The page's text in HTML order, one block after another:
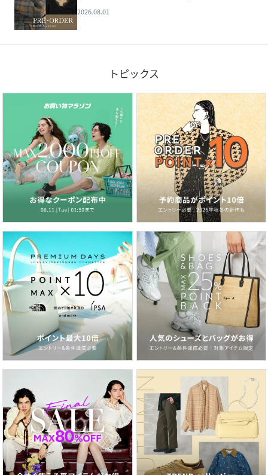
2026.08.01
トピックス